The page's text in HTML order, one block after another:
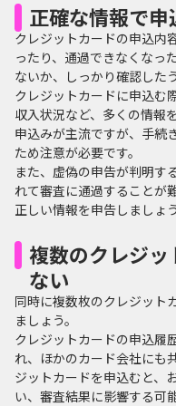
正確な情報で申
クレジットカードの申込内
ったり、通過できなくなっ
ないか、しっかり確認した
クレジットカードに申込む
収入状況など、多くの情報
申込みが主流ですが、手続
ため注意が必要です。
また、虚偽の申告が判明す
れて審査に通過することが
正しい情報を申告しましょう
複数のクレジ
ない
同時に複数枚のクレジット
ましょう。
クレジットカードの申込履
れ、ほかのカード会社にも
ジットカードを申込むと、
い、審査結果に影響する可